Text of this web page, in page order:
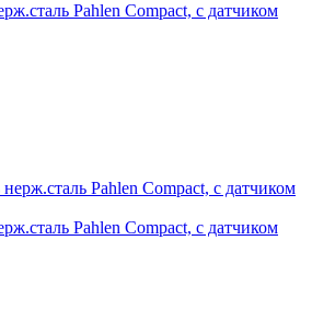
Pahlen Compact, с датчиком
Pahlen Compact, с датчиком